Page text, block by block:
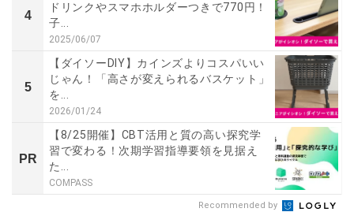
4
ドリンクやスマホホルダーつきで770円！
子...
2025/06/07
5
【ダイソーDIY】カインズよりコスパいい
じゃん！「高さが変えられるバスケット」
を...
2026/01/24
PR
【8/25開催】CBT活用と質の高い探究学
習で変わる！次期学習指導要領を見据え
た...
COMPASS
Recommended by